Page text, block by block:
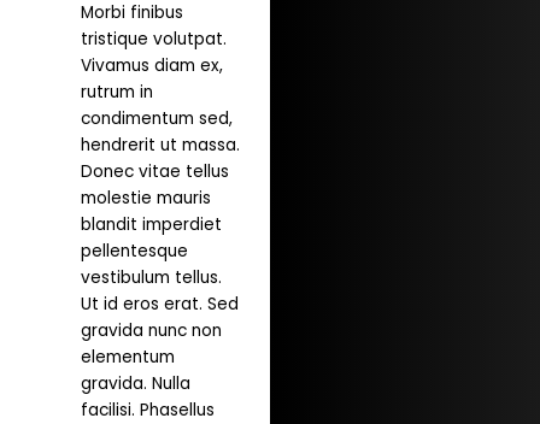
Morbi finibus
tristique volutpat.
Vivamus diam ex,
rutrum in
condimentum sed,
hendrerit ut massa.
Donec vitae tellus
molestie mauris
blandit imperdiet
pellentesque
vestibulum tellus.
Ut id eros erat. Sed
gravida nunc non
elementum
gravida. Nulla
facilisi. Phasellus